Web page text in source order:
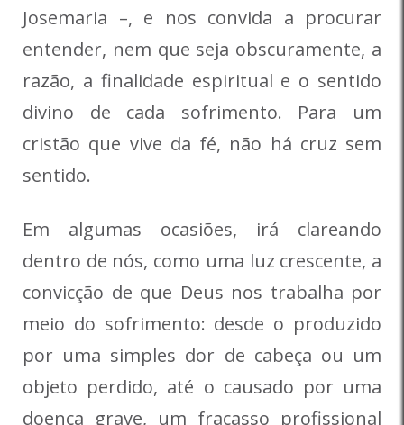
Josemaria –, e nos convida a procurar
entender, nem que seja obscuramente, a
razão, a finalidade espiritual e o sentido
divino de cada sofrimento. Para um
cristão que vive da fé, não há cruz sem
sentido.
Em algumas ocasiões, irá clareando
dentro de nós, como uma luz crescente, a
convicção de que Deus nos trabalha por
meio do sofrimento: desde o produzido
por uma simples dor de cabeça ou um
objeto perdido, até o causado por uma
doença grave, um fracasso profissional